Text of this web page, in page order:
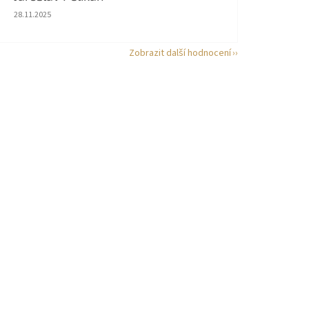
Hodnocení obchodu je 5 z 5 hvězdiček.
28.11.2025
Zobrazit další hodnocení